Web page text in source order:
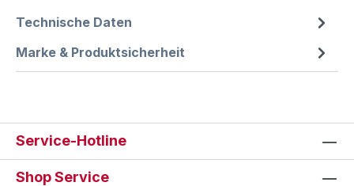
Technische Daten
Marke & Produktsicherheit
Service-Hotline
Shop Service